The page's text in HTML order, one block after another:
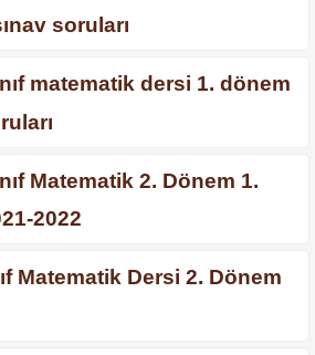
soruları
matematik dersi 1. dönem
Matematik 2. Dönem 1.
2022
Matematik Dersi 2. Dönem